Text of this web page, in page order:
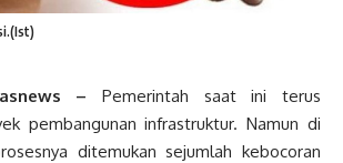
– Pemerintah saat ini terus
pembangunan infrastruktur. Namun di
ditemukan sejumlah kebocoran